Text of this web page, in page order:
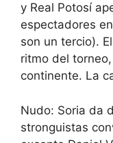
y Real Potosí
espectadores
son un tercio).
ritmo del
continente. La
Nudo: Soria da
stronguistas